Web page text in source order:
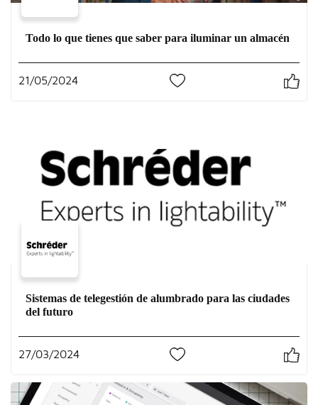
Todo lo que tienes que saber para iluminar un almacén
21/05/2024
Sistemas de telegestión de alumbrado para las ciudades
del futuro
27/03/2024